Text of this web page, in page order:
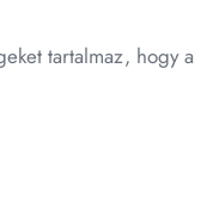
tartalmaz, hogy a